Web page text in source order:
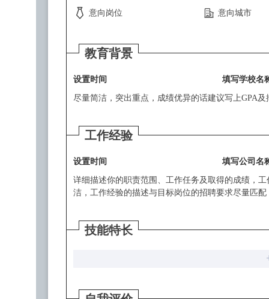
 
教育背景
工作经验
技能特长